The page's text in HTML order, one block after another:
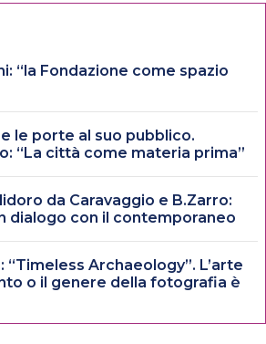
“la Fondazione come spazio
le porte al suo pubblico.
“La città come materia prima”
da Caravaggio e B.Zarro:
dialogo con il contemporaneo
“Timeless Archaeology”. L’arte
o il genere della fotografia è